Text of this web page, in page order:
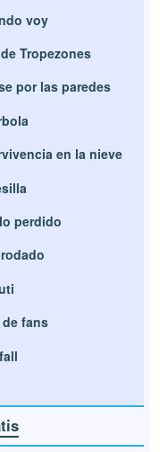
voy
Tropezones
por las paredes
en la nieve
perdido
de fans